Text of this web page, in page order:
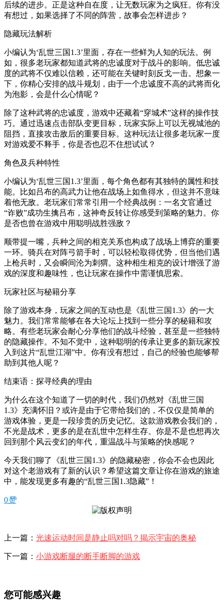
后续的进步。正是这种自在度，让无数玩家为之疯狂。你有没
有想过，如果选择了不同的阵营，故事会怎样进步？
隐藏玩法解析
小编认为‘乱世三国1.3’里面，存在一些鲜为人知的玩法。例
如，很多老玩家都知道武将的忠诚度对于战斗的影响。低忠诚
度的武将不仅难以信赖，还可能在关键时刻反戈一击。想象一
下，你精心安排的战斗规划，由于一个忠诚度不高的武将而化
为泡影，会是什么心情呢？
除了这种武将的忠诚度，游戏中还藏着“穿城术”这样的操作技
巧。通过迅速点击部队变更目标，玩家实际上可以无视城池的
阻挡，直接攻击敌后的重要目标。这种玩法让很多老玩家一度
对游戏爱不释手，你是否也忍不住想试试？
角色及兵种特性
小编认为‘乱世三国1.3’里面，每个角色都有其独特的属性和技
能。比如吕布的高武力让他在战场上如鱼得水，但这并不意味
着他无敌。老玩家们常常引用一个经典战例：一名文官通过
“诈败”成功生擒吕布，这神奇反转让你感受到策略的魅力。你
是否也曾在游戏中用聪明战胜强敌？
顺带提一嘴，兵种之间的相克关系也构成了战场上博弈的重要
一环。骑兵在对阵弓箭手时，可以轻松取得优势，但当他们遇
上枪兵时，又会瞬间沦为刺猬。这种相生相克的设计增强了游
戏的深度和趣味性，也让玩家在操作中需谨慎思索。
玩家社区与秘籍分享
除了游戏本身，玩家之间的互动也是《乱世三国1.3》的一大
魅力。我们常常能够在各大论坛上找到一些分享的秘籍和攻
略。有些老玩家会耐心分享他们的战斗经验，甚至是一些独特
的隐藏操作。不知不觉中，这种聪明的传承让更多的新玩家投
入到这片“乱世江湖”中。你有没有想过，自己的经验也能够帮
助到其他人呢？
结束语：探寻经典的理由
为什么在这个知道了一切的时代，我们仍然对《乱世三国
1.3》充满怀旧？或许是由于它带给我们的，不仅仅是简单的
游戏体验，更是一段珍贵的历史记忆。这款游戏教会我们的，
不光是战术，更多的是在乱世中怎样生存。你是不是也想再次
回到那个风云变幻的年代，重温战斗与策略的快感呢？
今天我们聊了《乱世三国1.3》的隐藏秘密，你会不会也因此
对这个老游戏有了新的认识？希望这篇文章让你在游戏的旅途
中，能发现更多有趣的“乱世三国1.3隐藏”！
0赞
上一篇： 光速运动时间是静止吗对吗？揭示宇宙的奥秘
下一篇： 小游戏断腿的断手断脚的游戏
您可能感兴趣